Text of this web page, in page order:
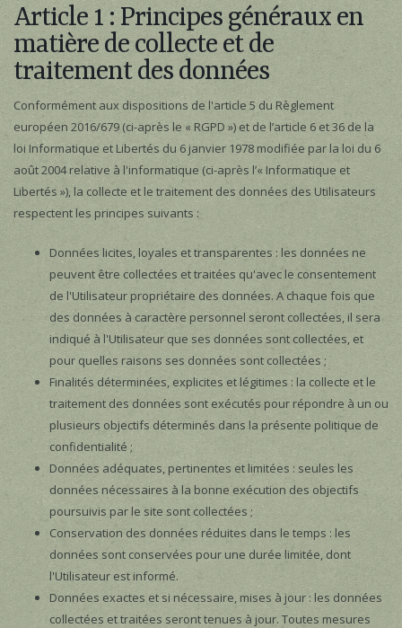
Article 1 : Principes généraux en
matière de collecte et de
traitement des données
Conformément aux dispositions de l'article 5 du Règlement
européen 2016/679 (ci-après le « RGPD ») et de l’article 6 et 36 de la
loi Informatique et Libertés du 6 janvier 1978 modifiée par la loi du 6
août 2004 relative à l'informatique (ci-après l’« Informatique et
Libertés »), la collecte et le traitement des données des Utilisateurs
respectent les principes suivants :
Données licites, loyales et transparentes : les données ne
peuvent être collectées et traitées qu'avec le consentement
de l'Utilisateur propriétaire des données. A chaque fois que
des données à caractère personnel seront collectées, il sera
indiqué à l'Utilisateur que ses données sont collectées, et
pour quelles raisons ses données sont collectées ;
Finalités déterminées, explicites et légitimes : la collecte et le
traitement des données sont exécutés pour répondre à un ou
plusieurs objectifs déterminés dans la présente politique de
confidentialité ;
Données adéquates, pertinentes et limitées : seules les
données nécessaires à la bonne exécution des objectifs
poursuivis par le site sont collectées ;
Conservation des données réduites dans le temps : les
données sont conservées pour une durée limitée, dont
l'Utilisateur est informé.
Données exactes et si nécessaire, mises à jour : les données
collectées et traitées seront tenues à jour. Toutes mesures